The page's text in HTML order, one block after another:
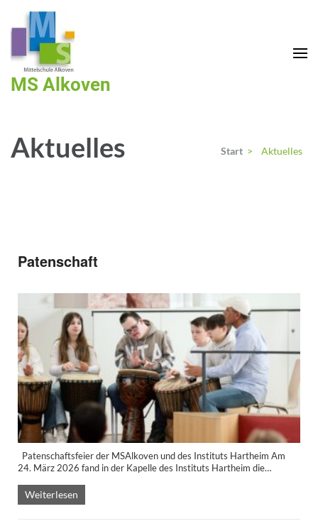
MS Alkoven
Aktuelles Start > Aktuelles
Patenschaft
Patenschaftsfeier der MSAlkoven und des Instituts Hartheim Am
24. März 2026 fand in der Kapelle des Instituts Hartheim die…
Weiterlesen